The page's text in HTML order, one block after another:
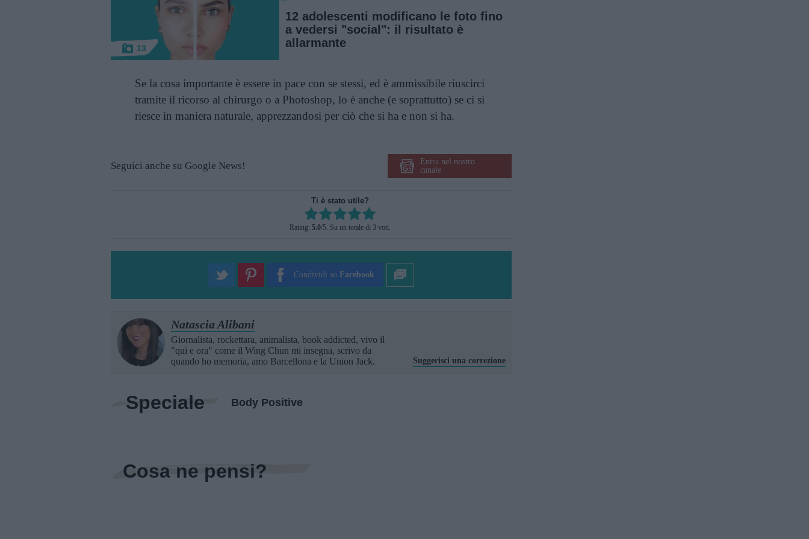
13
12 adolescenti modificano le foto fino
a vedersi "social": il risultato è
allarmante
Se la cosa importante è essere in pace con se stessi, ed è ammissibile riuscirci
tramite il ricorso al chirurgo o a Photoshop, lo è anche (e soprattutto) se ci si
riesce in maniera naturale, apprezzandosi per ciò che si ha e non si ha.
Seguici anche su Google News!
Entra nel nostro
canale
Ti è stato utile?
Rate this item:
SUBMIT RATING
Rating: 5.0/5. Su un totale di 3 voti.
Condividi su Facebook
Natascia Alibani
Giornalista, rockettara, animalista, book addicted, vivo il
"qui e ora" come il Wing Chun mi insegna, scrivo da
quando ho memoria, amo Barcellona e la Union Jack.
Suggerisci una correzione
Speciale Body Positive
Cosa ne pensi?